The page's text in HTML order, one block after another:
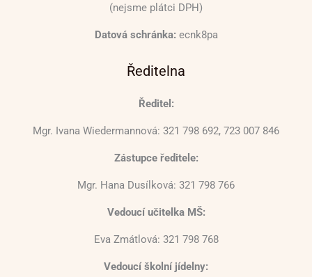
(nejsme plátci DPH)
Datová schránka: ecnk8pa
Ředitelna
Ředitel:
Mgr. Ivana Wiedermannová: 321 798 692, 723 007 846
Zástupce ředitele:
Mgr. Hana Dusílková: 321 798 766
Vedoucí učitelka MŠ:
Eva Zmátlová: 321 798 768
Vedoucí školní jídelny: